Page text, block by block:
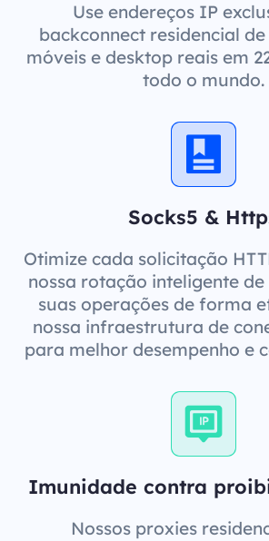
Use endereços IP
backconnect residencial
móveis e desktop reais em
todo o mundo.
Socks5 &
Otimize cada solicitação
nossa rotação inteligente de
suas operações de forma
nossa infraestrutura de
para melhor desempenho e
Imunidade contra
Nossos proxies